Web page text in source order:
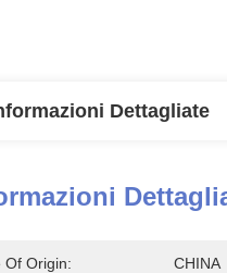
Dettagliate
Of Origin: CHINA